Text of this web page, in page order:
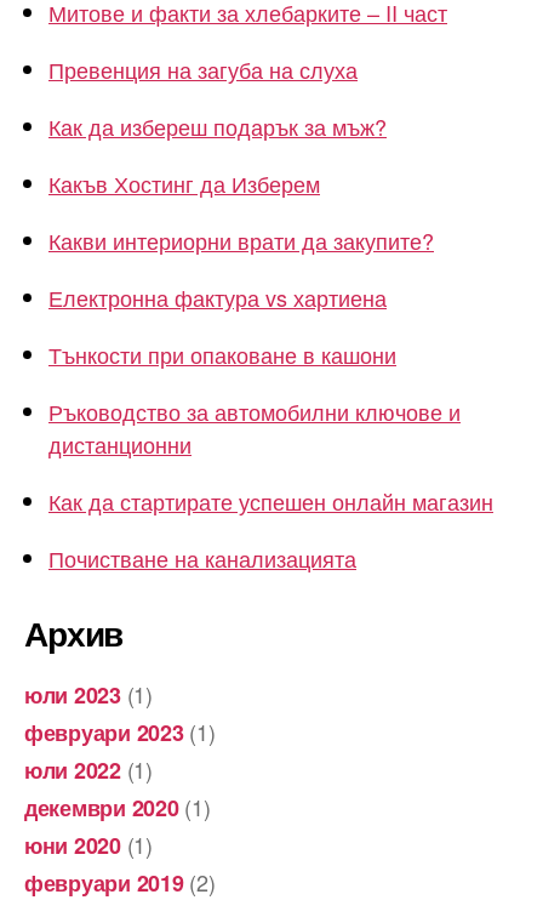
Митове и факти за хлебарките – II част
Превенция на загуба на слуха
Как да избереш подарък за мъж?
Какъв Хостинг да Изберем
Какви интериорни врати да закупите?
Електронна фактура vs хартиена
Тънкости при опаковане в кашони
Ръководство за автомобилни ключове и
дистанционни
Как да стартирате успешен онлайн магазин
Почистване на канализацията
Архив
юли 2023(1)
февруари 2023(1)
юли 2022(1)
декември 2020(1)
юни 2020(1)
февруари 2019(2)